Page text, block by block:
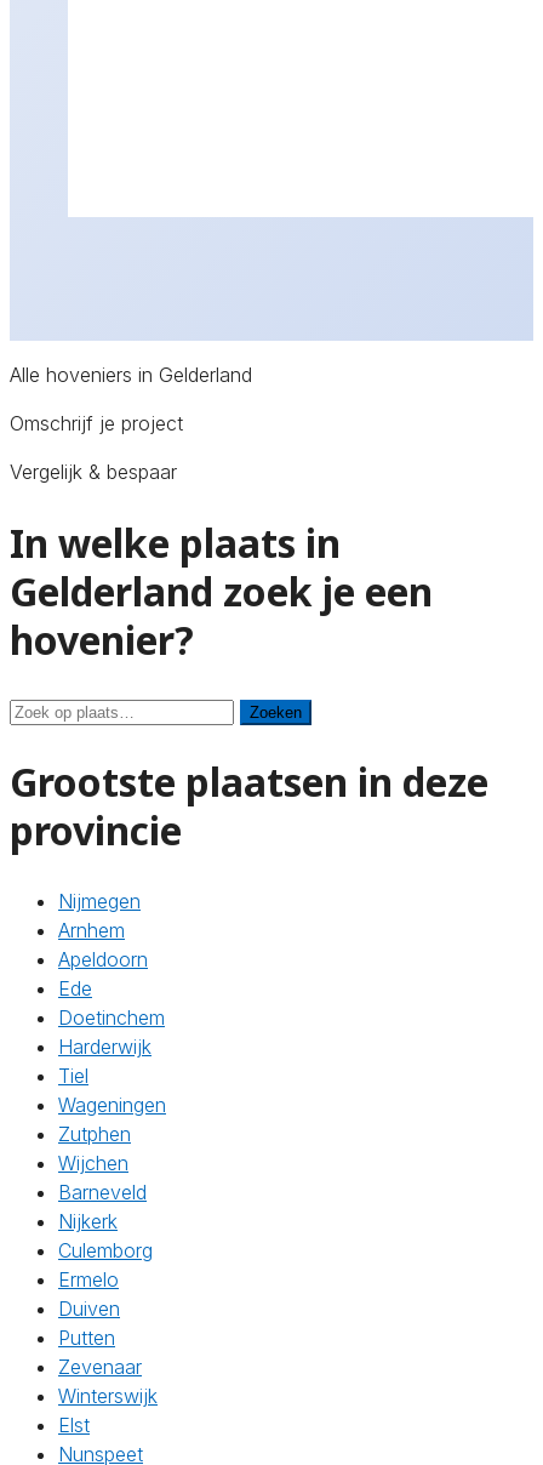
Alle hoveniers in Gelderland
Omschrijf je project
Vergelijk & bespaar
In welke plaats in
Gelderland zoek je een
hovenier?
Zoeken Zoeken
Grootste plaatsen in deze
provincie
Nijmegen
Arnhem
Apeldoorn
Ede
Doetinchem
Harderwijk
Tiel
Wageningen
Zutphen
Wijchen
Barneveld
Nijkerk
Culemborg
Ermelo
Duiven
Putten
Zevenaar
Winterswijk
Elst
Nunspeet